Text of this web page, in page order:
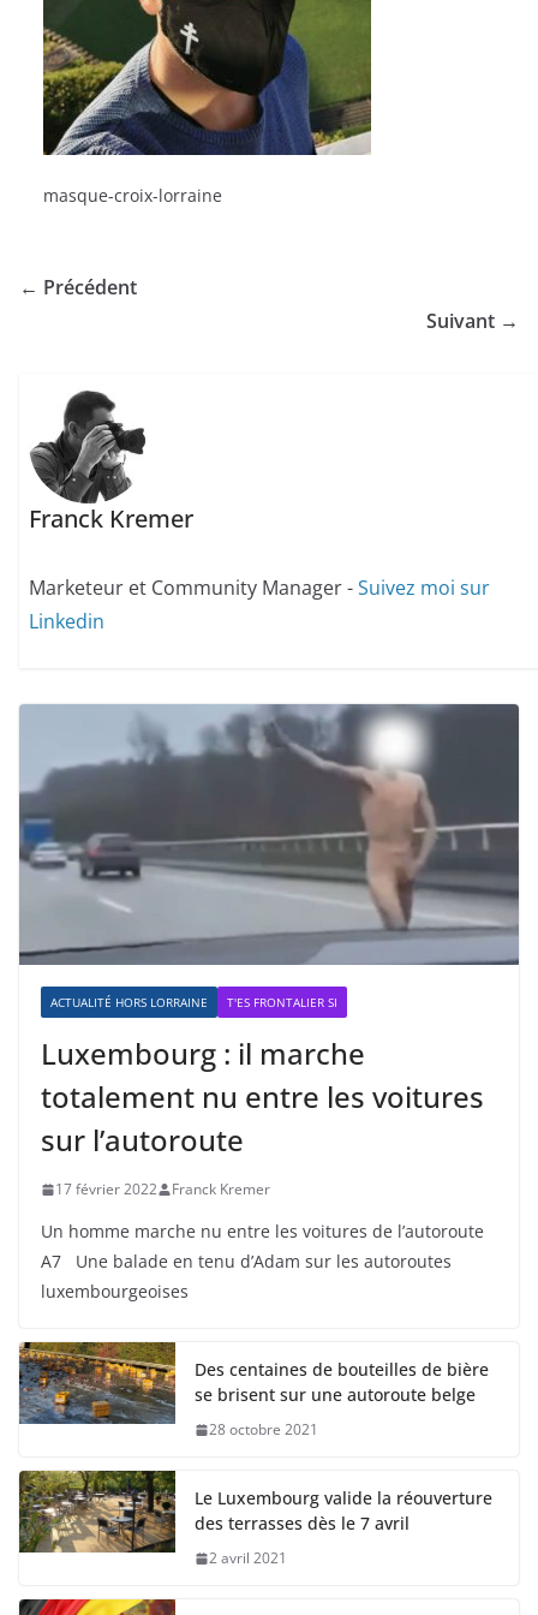
masque-croix-lorraine
← Précédent
Suivant →
Franck Kremer
Marketeur et Community Manager -Suivez moi sur
Linkedin
ACTUALITÉ HORS LORRAINE T'ES FRONTALIER SI
Luxembourg : il marche
totalement nu entre les voitures
sur l’autoroute
17 février 2022 Franck Kremer
Un homme marche nu entre les voitures de l’autoroute
A7 Une balade en tenu d’Adam sur les autoroutes
luxembourgeoises
Des centaines de bouteilles de bière
se brisent sur une autoroute belge
28 octobre 2021
Le Luxembourg valide la réouverture
des terrasses dès le 7 avril
2 avril 2021